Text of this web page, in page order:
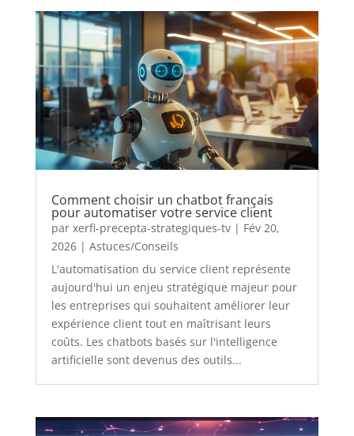
Comment choisir un chatbot français
pour automatiser votre service client
par xerfi-precepta-strategiques-tv| Fév 20,
2026| Astuces/Conseils
L'automatisation du service client représente
aujourd'hui un enjeu stratégique majeur pour
les entreprises qui souhaitent améliorer leur
expérience client tout en maîtrisant leurs
coûts. Les chatbots basés sur l'intelligence
artificielle sont devenus des outils...